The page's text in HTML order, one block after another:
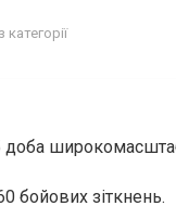
категорії
бойових зіткнень.